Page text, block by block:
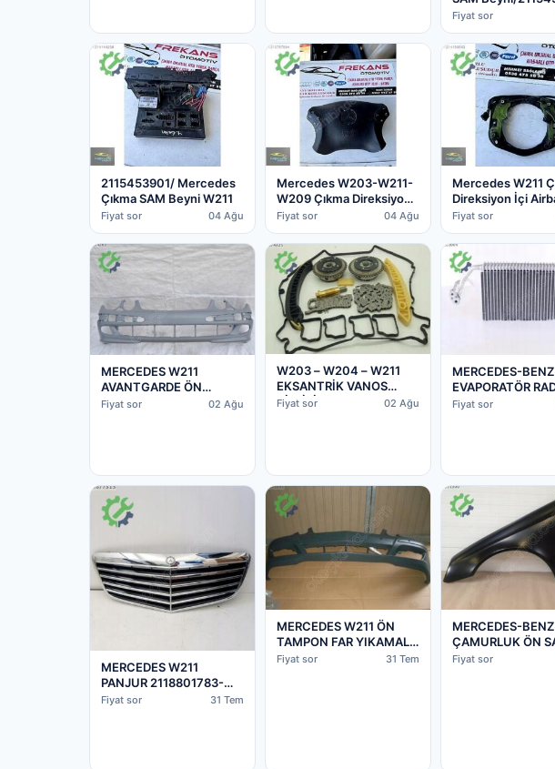
Fiyat sor
2115453901/ Mercedes
Çıkma SAM Beyni W211
Fiyat sor 04 Ağu
Mercedes W203-W211-
W209 Çıkma Direksiyon
Airbag
Fiyat sor 04 Ağu
Mercedes W211
Direksiyon İçi
Temas Plakası
Fiyat sor
MERCEDES W211
AVANTGARDE ÖN
TAMPON 03-06
Fiyat sor 02 Ağu
W203 – W204 – W211
EKSANTRİK VANOS
DİŞLİSİ EMME
Fiyat sor 02 Ağu
MERCEDES-
EVAPORATÖR
2118300158
Fiyat sor
MERCEDES W211
PANJUR 2118801783-
A2118801783
Fiyat sor 31 Tem
MERCEDES W211 ÖN
TAMPON FAR YIKAMALI
2007-2009 2118801840
Fiyat sor 31 Tem
MERCEDES-
ÇAMURLUK ÖN
2118801418/
Fiyat sor